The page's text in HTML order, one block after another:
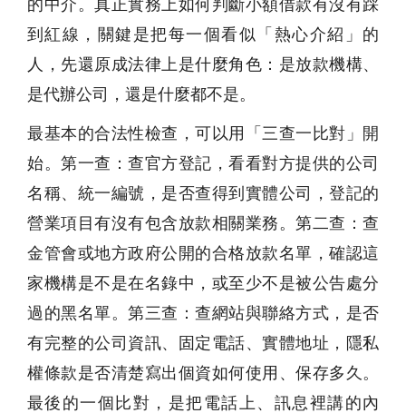
的中介。真正實務上如何判斷小額借款有沒有踩
到紅線，關鍵是把每一個看似「熱心介紹」的
人，先還原成法律上是什麼角色：是放款機構、
是代辦公司，還是什麼都不是。
最基本的合法性檢查，可以用「三查一比對」開
始。第一查：查官方登記，看看對方提供的公司
名稱、統一編號，是否查得到實體公司，登記的
營業項目有沒有包含放款相關業務。第二查：查
金管會或地方政府公開的合格放款名單，確認這
家機構是不是在名錄中，或至少不是被公告處分
過的黑名單。第三查：查網站與聯絡方式，是否
有完整的公司資訊、固定電話、實體地址，隱私
權條款是否清楚寫出個資如何使用、保存多久。
最後的一個比對，是把電話上、訊息裡講的內